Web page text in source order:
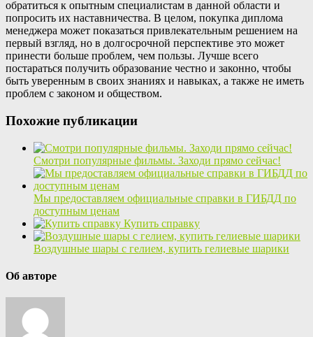
обратиться к опытным специалистам в данной области и
попросить их наставничества. В целом, покупка диплома
менеджера может показаться привлекательным решением на
первый взгляд, но в долгосрочной перспективе это может
принести больше проблем, чем пользы. Лучше всего
постараться получить образование честно и законно, чтобы
быть уверенным в своих знаниях и навыках, а также не иметь
проблем с законом и обществом.
Похожие публикации
Смотри популярные фильмы. Заходи прямо сейчас!
Мы предоставляем официальные справки в ГИБДД по
доступным ценам
Купить справку
Воздушные шары с гелием, купить гелиевые шарики
Об авторе